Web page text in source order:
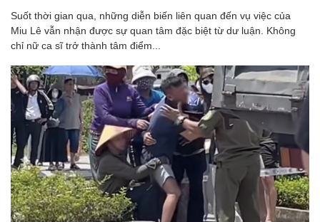
Suốt thời gian qua, những diễn biến liên quan đến vụ việc của
Miu Lê vẫn nhận được sự quan tâm đặc biệt từ dư luận. Không
chỉ nữ ca sĩ trở thành tâm điểm...